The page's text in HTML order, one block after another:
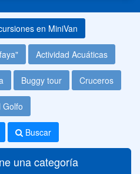
en MiniVan
Actividad Acuáticas
Buggy tour Cruceros
Golfo
Buscar
una categoría